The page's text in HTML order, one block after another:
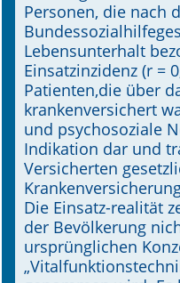
Personen, die nach
Lebensunterhalt
Einsatzinzidenz (r =
Patienten,die über
krankenversichert
und psychosoziale
Indikation dar und
Versicherten
Die Einsatz-realität
der Bevölkerung
ursprünglichen